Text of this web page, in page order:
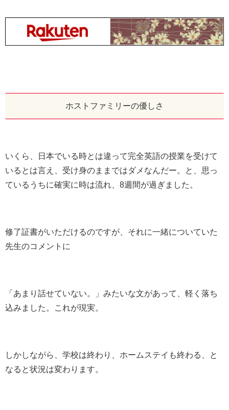
ホストファミリーの優しさ
いくら、日本でいる時とは違って完全英語の授業を受けて
いるとは言え、受け身のままではダメなんだー。と、思っ
ているうちに確実に時は流れ、8週間が過ぎました。
修了証書がいただけるのですが、それに一緒についていた
先生のコメントに
「あまり話せていない。」みたいな文があって、軽く落ち
込みました。これが現実。
しかしながら、学校は終わり、ホームステイも終わる、と
なると状況は変わります。